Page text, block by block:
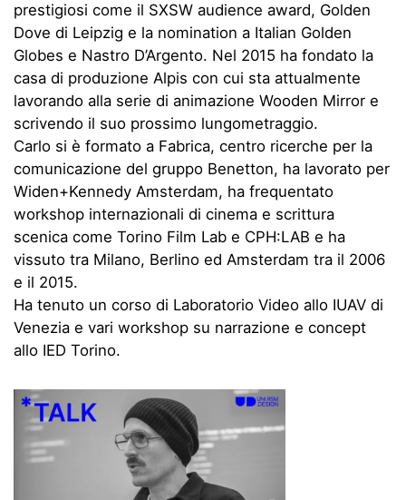
prestigiosi come il SXSW audience award, Golden
Dove di Leipzig e la nomination a Italian Golden
Globes e Nastro D’Argento. Nel 2015 ha fondato la
casa di produzione Alpis con cui sta attualmente
lavorando alla serie di animazione Wooden Mirror e
scrivendo il suo prossimo lungometraggio.
Carlo si è formato a Fabrica, centro ricerche per la
comunicazione del gruppo Benetton, ha lavorato per
Widen+Kennedy Amsterdam, ha frequentato
workshop internazionali di cinema e scrittura
scenica come Torino Film Lab e CPH:LAB e ha
vissuto tra Milano, Berlino ed Amsterdam tra il 2006
e il 2015.
Ha tenuto un corso di Laboratorio Video allo IUAV di
Venezia e vari workshop su narrazione e concept
allo IED Torino.